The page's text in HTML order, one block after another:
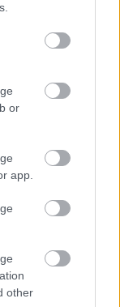
or
app.
other
de nagyon
és az
perc alatt
fog tűnni,
éles késsel
morzsálódik
nem volt
a